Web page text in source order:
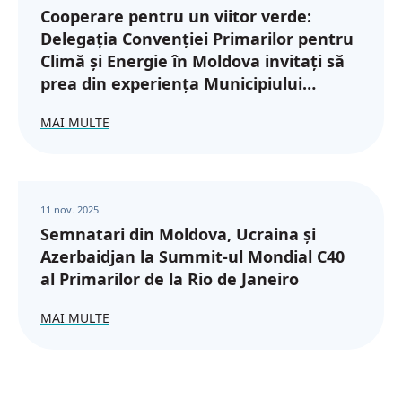
Cooperare pentru un viitor verde:
Delegația Convenției Primarilor pentru
Climă și Energie în Moldova invitați să
prea din experiența Municipiului
MAI MULTE
11 nov. 2025
Semnatari din Moldova, Ucraina și
Azerbaidjan la Summit-ul Mondial C40
al Primarilor de la Rio de Janeiro
MAI MULTE